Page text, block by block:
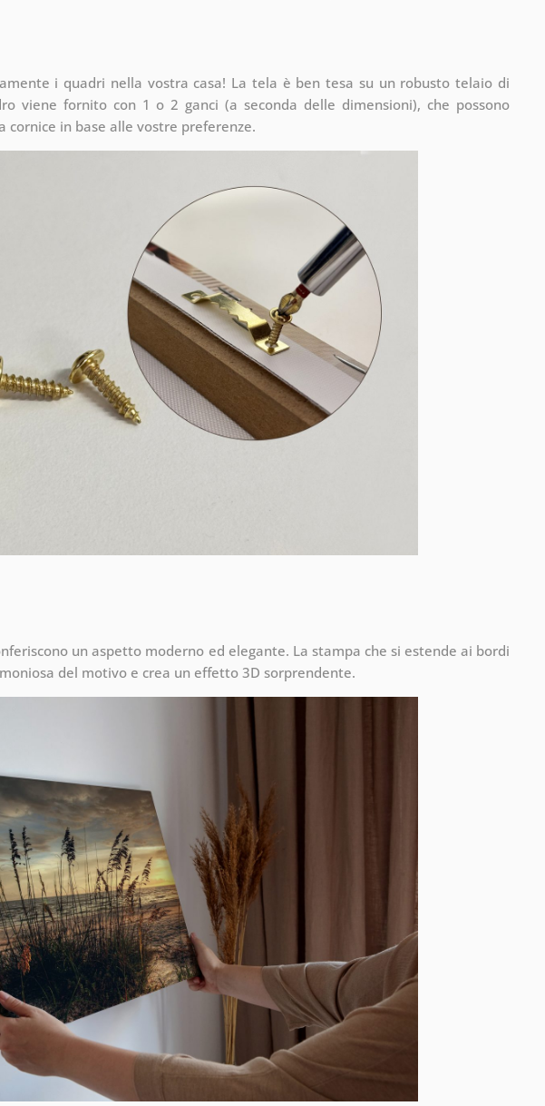
i quadri nella vostra casa! La tela è ben tesa su un robusto telaio di
viene fornito con 1 o 2 ganci (a seconda delle dimensioni), che possono
in base alle vostre preferenze.
un aspetto moderno ed elegante. La stampa che si estende ai bordi
del motivo e crea un effetto 3D sorprendente.